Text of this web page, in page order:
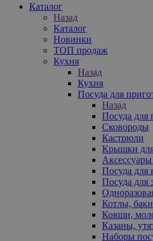
Каталог
Назад
Каталог
Новинки
ТОП продаж
Кухня
Назад
Кухня
Посуда для
Назад
Посуда для
Сковороды
Кастрюли
Крышки
Посуда для
Посуда для
Котлы,
Ковши,
Казаны,
Наборы